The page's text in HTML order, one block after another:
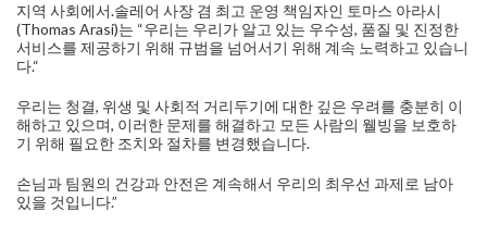
지역 사회에서.솔레어 사장 겸 최고 운영 책임자인 토마스 아라시
(Thomas Arasi)는 “우리는 우리가 알고 있는 우수성, 품질 및 진정한
서비스를 제공하기 위해 규범을 넘어서기 위해 계속 노력하고 있습니
다.“
우리는 청결, 위생 및 사회적 거리두기에 대한 깊은 우려를 충분히 이
해하고 있으며, 이러한 문제를 해결하고 모든 사람의 웰빙을 보호하
기 위해 필요한 조치와 절차를 변경했습니다.
손님과 팀원의 건강과 안전은 계속해서 우리의 최우선 과제로 남아
있을 것입니다.”